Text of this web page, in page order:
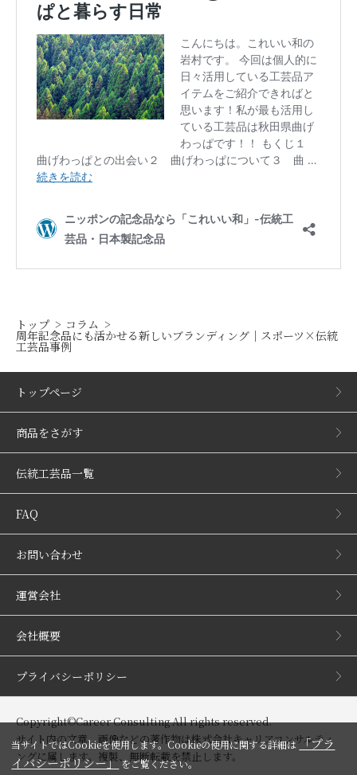
トップ コラム
周年記念品にも活かせる新しいブランディング｜スポーツ×伝統
工芸品事例
トップページ
商品をさがす
伝統工芸品一覧
FAQ
お問い合わせ
運営会社
会社概要
プライバシーポリシー
Copyright©Career Consulting All rights reserved.
サイト内の文章、画像などの著作物は株式会社キャリアコンサルティ
ングに属します。複製、無断転載を禁止します。
当サイトではCookieを使用します。Cookieの使用に関する詳細は「プラ
イバシーポリシー」をご覧ください。